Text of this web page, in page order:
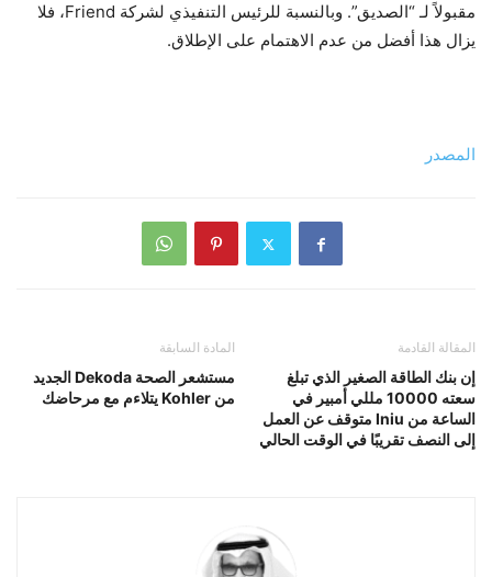
مقبولاً لـ “الصديق”. وبالنسبة للرئيس التنفيذي لشركة Friend، فلا
يزال هذا أفضل من عدم الاهتمام على الإطلاق.
المصدر
المادة السابقة
مستشعر الصحة Dekoda الجديد
من Kohler يتلاءم مع مرحاضك
المقالة القادمة
إن بنك الطاقة الصغير الذي تبلغ
سعته 10000 مللي أمبير في
الساعة من Iniu متوقف عن العمل
إلى النصف تقريبًا في الوقت الحالي